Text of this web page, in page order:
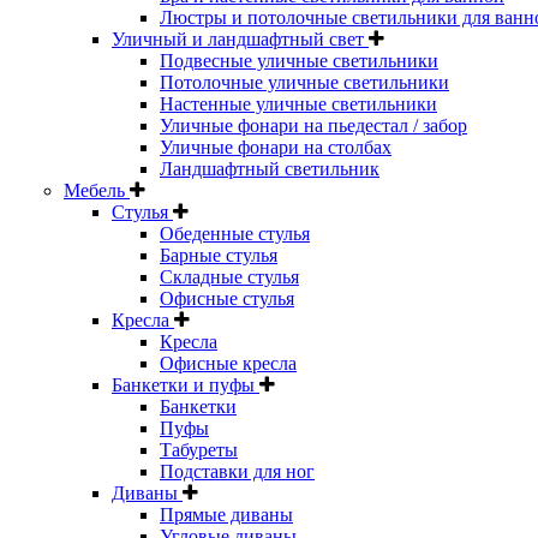
Люстры и потолочные светильники для
Уличный и ландшафтный свет
Подвесные уличные светильники
Потолочные уличные светильники
Настенные уличные светильники
Уличные фонари на пьедестал / забор
Уличные фонари на столбах
Ландшафтный светильник
Мебель
Стулья
Обеденные стулья
Барные стулья
Складные стулья
Офисные стулья
Кресла
Кресла
Офисные кресла
Банкетки и пуфы
Банкетки
Пуфы
Табуреты
Подставки для ног
Диваны
Прямые диваны